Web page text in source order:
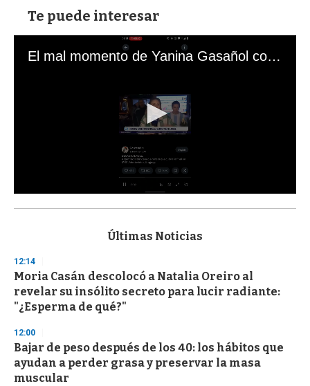
Te puede interesar
El mal momento de Yanina Gasañol con un hincha argentino en "Subrayado"
s
d
s
o
f
s
e
c
o
n
Últimas Noticias
12:14
Moria Casán descolocó a Natalia Oreiro al
revelar su insólito secreto para lucir radiante:
"¿Esperma de qué?"
12:00
Bajar de peso después de los 40: los hábitos que
ayudan a perder grasa y preservar la masa
muscular